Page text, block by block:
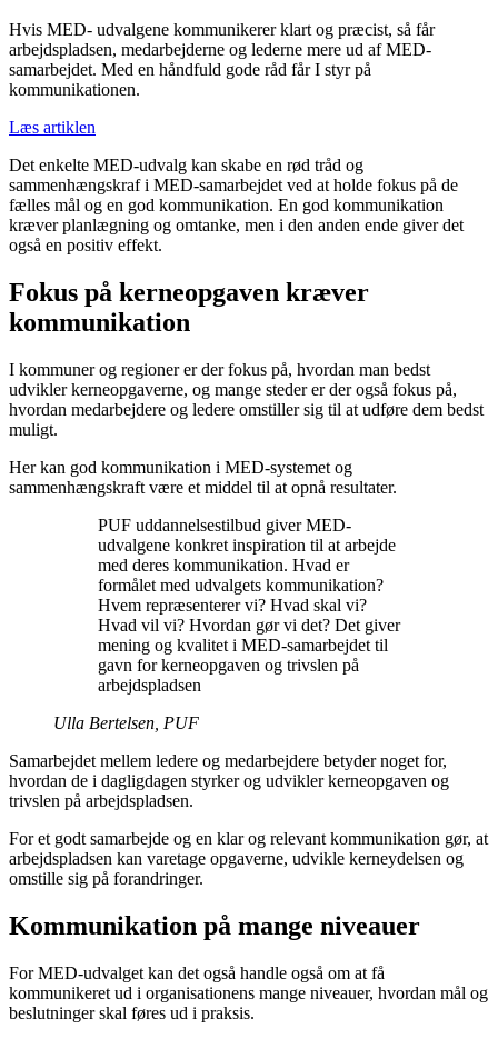
Hvis MED- udvalgene kommunikerer klart og præcist, så får
arbejdspladsen, medarbejderne og lederne mere ud af MED-
samarbejdet. Med en håndfuld gode råd får I styr på
kommunikationen.
Læs artiklen
Det enkelte MED-udvalg kan skabe en rød tråd og
sammenhængskraf i MED-samarbejdet ved at holde fokus på de
fælles mål og en god kommunikation. En god kommunikation
kræver planlægning og omtanke, men i den anden ende giver det
også en positiv effekt.
Fokus på kerneopgaven kræver
kommunikation
I kommuner og regioner er der fokus på, hvordan man bedst
udvikler kerneopgaverne, og mange steder er der også fokus på,
hvordan medarbejdere og ledere omstiller sig til at udføre dem bedst
muligt.
Her kan god kommunikation i MED-systemet og
sammenhængskraft være et middel til at opnå resultater.
PUF uddannelsestilbud giver MED-
udvalgene konkret inspiration til at arbejde
med deres kommunikation. Hvad er
formålet med udvalgets kommunikation?
Hvem repræsenterer vi? Hvad skal vi?
Hvad vil vi? Hvordan gør vi det? Det giver
mening og kvalitet i MED-samarbejdet til
gavn for kerneopgaven og trivslen på
arbejdspladsen
Ulla Bertelsen, PUF
Samarbejdet mellem ledere og medarbejdere betyder noget for,
hvordan de i dagligdagen styrker og udvikler kerneopgaven og
trivslen på arbejdspladsen.
For et godt samarbejde og en klar og relevant kommunikation gør, at
arbejdspladsen kan varetage opgaverne, udvikle kerneydelsen og
omstille sig på forandringer.
Kommunikation på mange niveauer
For MED-udvalget kan det også handle også om at få
kommunikeret ud i organisationens mange niveauer, hvordan mål og
beslutninger skal føres ud i praksis.